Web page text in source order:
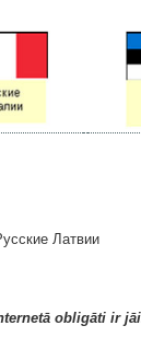
Латвии
obligāti ir